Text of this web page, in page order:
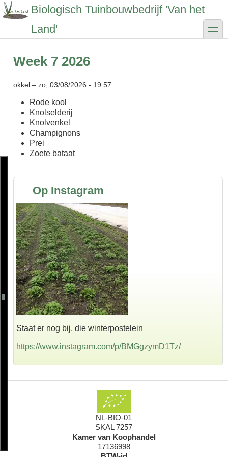
Overslaan
en
gaan
Biologisch Tuinbouwbedrijf 'Van het
Land'
toggle
Week 7 2026
okkel – zo, 03/08/2026 - 19:57
Rode kool
Knolselderij
Knolvenkel
Champignons
Prei
Zoete bataat
Op Instagram
Staat er nog bij, die winterpostelein
https://www.instagram.com/p/BMGgzymD1Tz/
NL-BIO-01
SKAL 7257
Kamer van Koophandel
17136998